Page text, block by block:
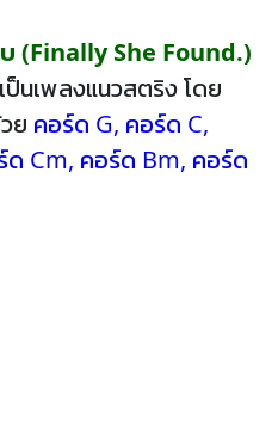
(Finally She Found.)
เป็นเพลงแนวสตริง โดย
ย คอร์ด G, คอร์ด C,
ด Cm, คอร์ด Bm, คอร์ด